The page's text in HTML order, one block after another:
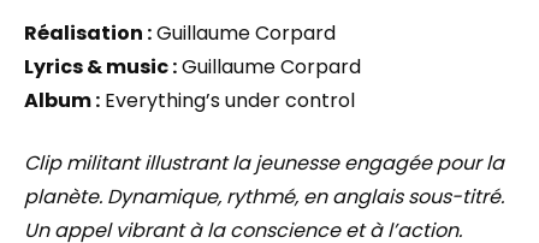
Réalisation :Guillaume Corpard
Lyrics & music :Guillaume Corpard
Album : Everything’s under control
Clip militant illustrant la jeunesse engagée pour la
planète. Dynamique, rythmé, en anglais sous-titré.
Un appel vibrant à la conscience et à l’action.